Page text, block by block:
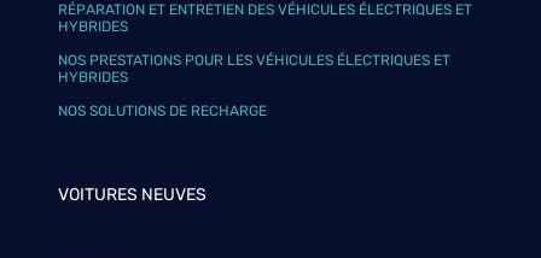
RÉPARATION ET ENTRETIEN DES VÉHICULES ÉLECTRIQUES ET
HYBRIDES
NOS PRESTATIONS POUR LES VÉHICULES ÉLECTRIQUES ET
HYBRIDES
NOS SOLUTIONS DE RECHARGE
VOITURES NEUVES